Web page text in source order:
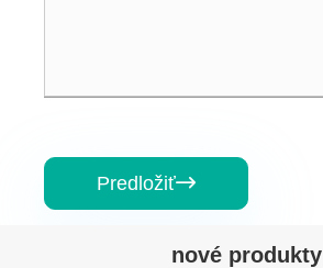
Predložiť
nové produkty